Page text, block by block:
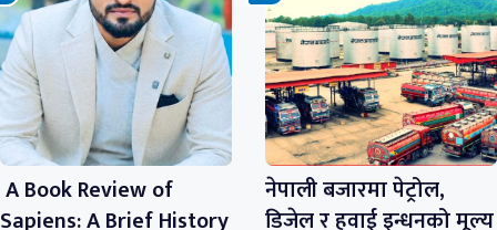
A Book Review of
Sapiens: A Brief History
नेपाली बजारमा पेट्रोल,
डिजेल र हवाई इन्धनको मूल्य